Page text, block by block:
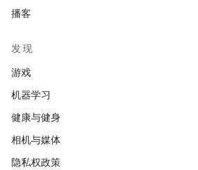
播客
发现
游戏
机器学习
健康与健身
相机与媒体
隐私权政策